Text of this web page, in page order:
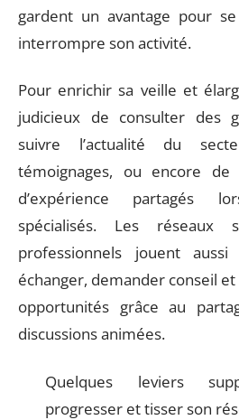
gardent un avantage pour
interrompre son activité.
Pour enrichir sa veille et
judicieux de consulter des
suivre l’actualité du
témoignages, ou encore
d’expérience partagés
spécialisés. Les réseaux
professionnels jouent
échanger, demander conseil
opportunités grâce au
discussions animées.
Quelques leviers
progresser et tisser son